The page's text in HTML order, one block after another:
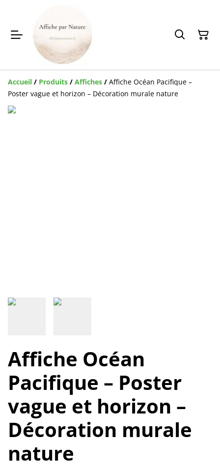
Accueil / Produits / Affiches / Affiche Océan Pacifique –
Poster vague et horizon – Décoration murale nature
Affiche Océan
Pacifique – Poster
vague et horizon –
Décoration murale
nature